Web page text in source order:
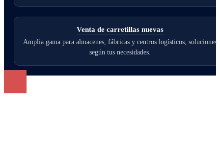
Venta de carretillas nuevas
Amplia gama para almacenes, fábricas y centros logísticos; soluciones
según tus necesidades.